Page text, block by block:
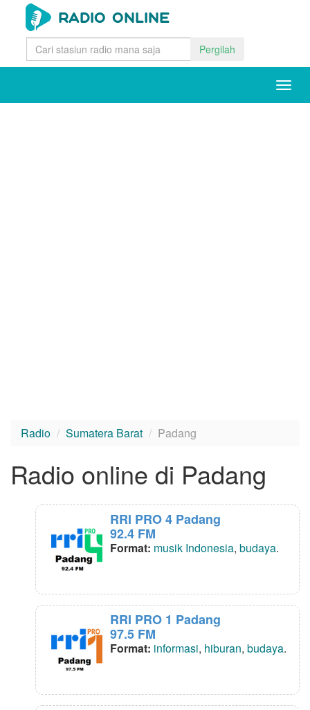
Pergilah
Radio Sumatera Barat Padang
Radio online di Padang
RRI PRO 4 Padang
92.4 FM
Format: musik Indonesia, budaya.
RRI PRO 1 Padang
97.5 FM
Format: informasi, hiburan, budaya.